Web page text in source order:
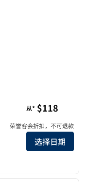
从* $118
荣誉客会折扣，不可退款
选择日期
1/12